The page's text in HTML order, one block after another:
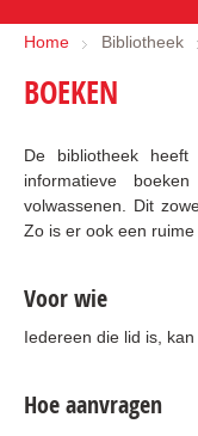
Home Bibliotheek
BOEKEN
De bibliotheek
informatieve
volwassenen. Dit
Zo is er ook een
Voor wie
Iedereen die lid is, kan
Hoe aanvragen